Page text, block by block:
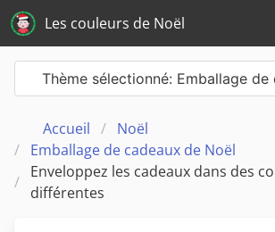
Les couleurs de Noël
Accueil
Noël
Emballage de cadeaux de Noël
Enveloppez les cadeaux dans des
différentes
Thème sélectionné: Emballage